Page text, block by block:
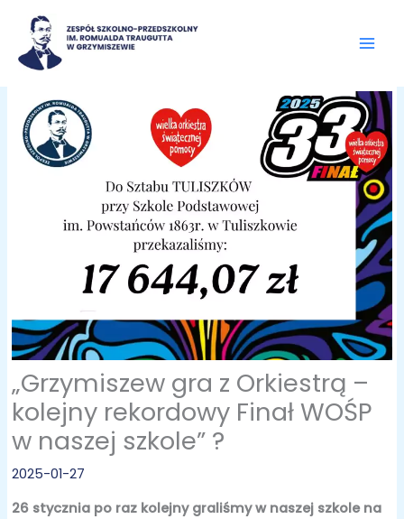
treści
„Grzymiszew gra z Orkiestrą –
kolejny rekordowy Finał WOŚP
w naszej szkole” ?
2025-01-27
26 stycznia po raz kolejny graliśmy w naszej szkole na